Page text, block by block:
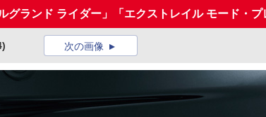
グランド ライダー」「エクストレイル モード・
次の画像